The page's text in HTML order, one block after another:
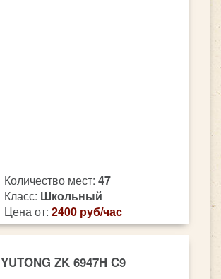
Количество мест: 47
Класс: Школьный
Цена от: 2400 руб/час
YUTONG ZK 6947H C9